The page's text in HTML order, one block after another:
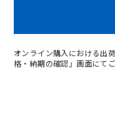
オンライン購入における出
格・納期の確認」画面にて